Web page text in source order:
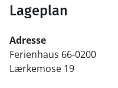
Lageplan
Adresse
Ferienhaus 66-0200
Lærkemose 19